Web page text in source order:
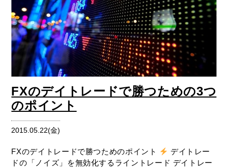
FXのデイトレードで勝つための3つ
のポイント
2015.05.22(金)
FXのデイトレードで勝つためのポイント
デイトレー
ドの「ノイズ」を無効化するライントレード デイトレー